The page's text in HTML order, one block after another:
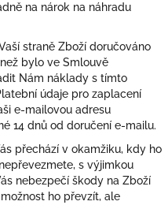
na nárok na náhradu
straně Zboží doručováno
bylo ve Smlouvě
Nám náklady s tímto
údaje pro zaplacení
e-mailovou adresu
14 dnů od doručení e-mailu.
přechází v okamžiku, kdy ho
s výjimkou
nebezpečí škody na Zboží
ho převzít, ale